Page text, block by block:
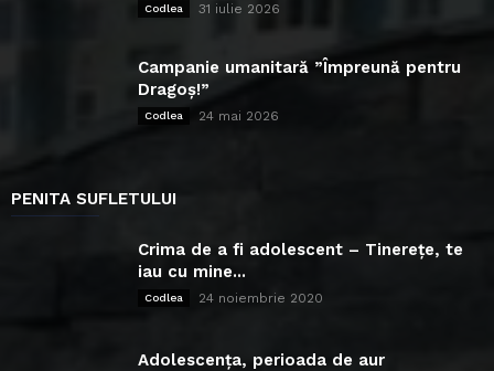
Codlea 31 iulie 2026
Campanie umanitară ”Împreună pentru
Dragoș!”
Codlea 24 mai 2026
PENITA SUFLETULUI
Crima de a fi adolescent – Tinerețe, te
iau cu mine...
Codlea 24 noiembrie 2020
Adolescența, perioada de aur